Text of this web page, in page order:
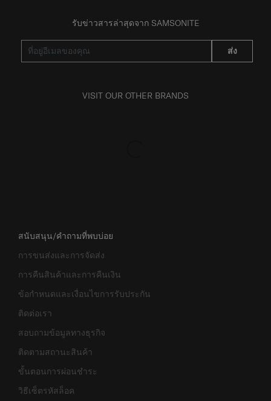
รับข่าวสารล่าสุดจาก SAMSONITE
ส่ง
VISIT OUR OTHER BRANDS
สนับสนุน/คำถามที่พบบ่อย
การขนส่งและการจัดส่ง
การคืนสินค้าและการคืนเงิน
ข้อกำหนดและเงื่อนไขการรับประกัน
ติดต่อเรา
สอบถามข้อมูลทางธุรกิจ
ติดตามสถานะสินค้า
ขั้นตอนการผ่อนชำระ
วิธีเซ็ตรหัสล็อค